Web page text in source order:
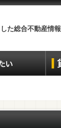
た総合不動産情報